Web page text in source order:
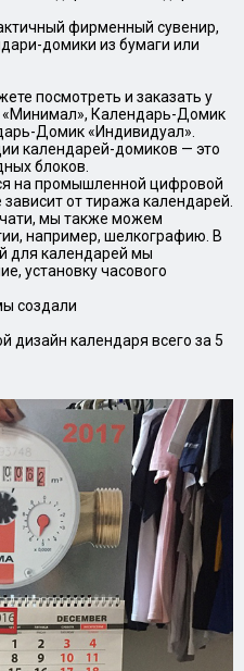
фирменный сувенир,
домики из бумаги или
посмотреть и заказать у
«Минимал», Календарь-Домик
Домик «Индивидуал».
календарей-домиков — это
блоков.
на промышленной цифровой
от тиража календарей.
мы также можем
например, шелкографию. В
для календарей мы
установку часового
создали
дизайн календаря всего за 5